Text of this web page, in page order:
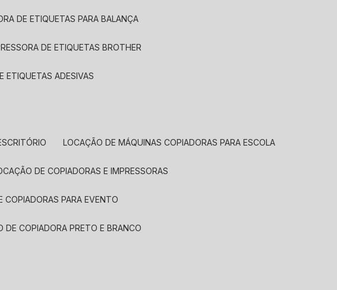
DE ETIQUETAS PARA BALANÇA
DE ETIQUETAS BROTHER
ETIQUETAS ADESIVAS
LOCAÇÃO DE MÁQUINAS COPIADORAS PARA ESCOLA
DE COPIADORAS E IMPRESSORAS
COPIADORAS PARA EVENTO
DE COPIADORA PRETO E BRANCO